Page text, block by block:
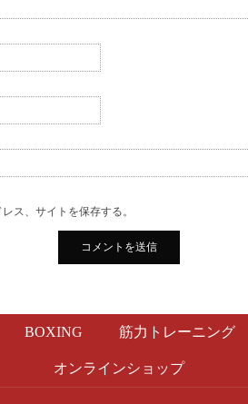
ス、サイトを保存する。
BOXING 筋力トレーニング
オンラインショップ